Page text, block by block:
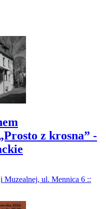
z krosna” -
Muzealnej, ul. Mennica 6 ::